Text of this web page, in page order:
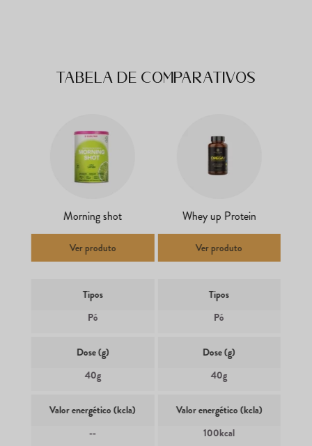
Tabela de comparativos
Morning shot
Ver produto
Tipos
Pó
Dose (g)
40g
Valor energético (kcla)
--
Whey up Protein
Ver produto
Tipos
Pó
Dose (g)
40g
Valor energético (kcla)
100kcal